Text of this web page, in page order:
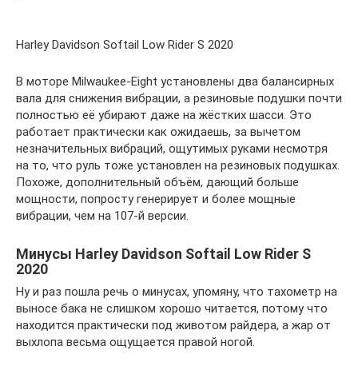
Harley Davidson Softail Low Rider S 2020
В моторе Milwaukee-Eight установлены два балансирных
вала для снижения вибрации, а резиновые подушки почти
полностью её убирают даже на жёстких шасси. Это
работает практически как ожидаешь, за вычетом
незначительных вибраций, ощутимых руками несмотря
на то, что руль тоже установлен на резиновых подушках.
Похоже, дополнительный объём, дающий больше
мощности, попросту генерирует и более мощные
вибрации, чем на 107-й версии.
Минусы Harley Davidson Softail Low Rider S
2020
Ну и раз пошла речь о минусах, упомяну, что тахометр на
выносе бака не слишком хорошо читается, потому что
находится практически под животом райдера, а жар от
выхлопа весьма ощущается правой ногой.